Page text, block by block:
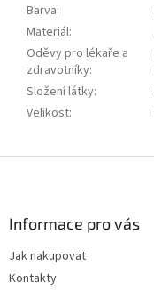
Barva:
Materiál:
Oděvy pro lékaře a
zdravotníky:
Složení látky:
Velikost:
Informace pro vás
Jak nakupovat
Kontakty